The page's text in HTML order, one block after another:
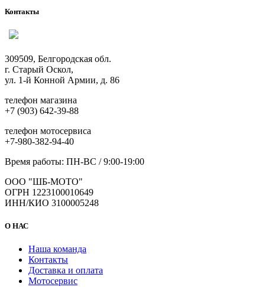
Контакты
309509, Белгородская обл.
г. Старый Оскол,
ул. 1-й Конной Армии, д. 86
телефон магазина
+7 (903) 642-39-88
телефон мотосервиса
+7-980-382-94-40
Время работы: ПН-ВС / 9:00-19:00
ООО "ШБ-МОТО"
ОГРН 1223100010649
ИНН/КИО 3100005248
О НАС
Наша команда
Контакты
Доставка и оплата
Мотосервис